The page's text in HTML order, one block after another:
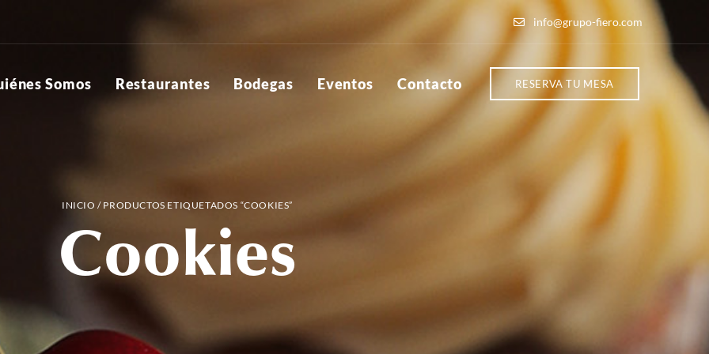
info@grupo-fiero.com
Somos Restaurantes Bodegas Eventos Contacto RESERVA TU MESA
INICIO / PRODUCTOS ETIQUETADOS “COOKIES”
Cookies